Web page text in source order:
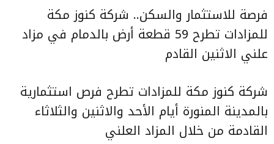
فرصة للاستثمار والسكن.. شركة كنوز مكة
للمزادات تطرح 59 قطعة أرض بالدمام في مزاد
علني الاثنين القادم
شركة كنوز مكة للمزادات تطرح فرص استثمارية
بالمدينة المنورة أيام الأحد والاثنين والثلاثاء
القادمة من خلال المزاد العلني